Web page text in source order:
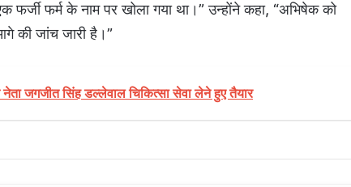
फर्जी फर्म के नाम पर खोला गया था।” उन्होंने कहा, “अभिषेक को
जांच जारी है।”
जगजीत सिंह डल्लेवाल चिकित्सा सेवा लेने हुए तैयार